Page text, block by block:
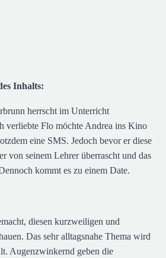
Inhalts:
herrscht im Unterricht
verliebte Flo möchte Andrea ins Kino
eine SMS. Jedoch bevor er diese
von seinem Lehrer überrascht und das
kommt es zu einem Date.
diesen kurzweiligen und
Das sehr alltagsnahe Thema wird
Augenzwinkernd geben die